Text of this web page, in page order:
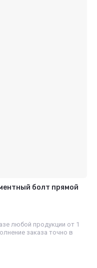
болт прямой
любой продукции от 1
заказа точно в